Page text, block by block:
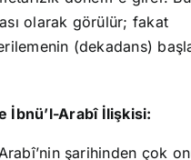
olarak görülür; fakat
(dekadans)
İbnü’l-Arabî İlişkisi:
şarihinden çok